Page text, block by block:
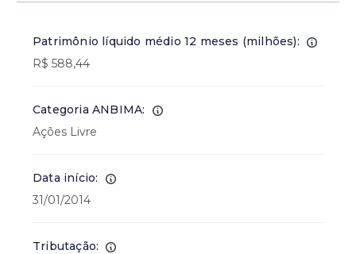
Patrimônio líquido médio 12 meses (milhões):
R$ 588,44
Categoria ANBIMA:
Ações Livre
Data início:
31/01/2014
Tributação: